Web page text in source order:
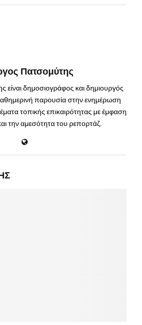
Πατσομύτης
είναι δημοσιογράφος και δημιουργός
παρουσία στην ενημέρωση
τοπικής επικαιρότητας με έμφαση
την αμεσότητα του ρεπορτάζ.